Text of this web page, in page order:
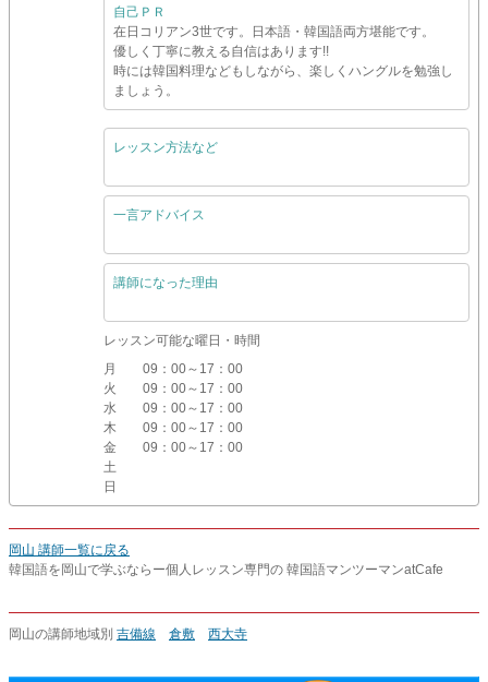
自己ＰＲ
在日コリアン3世です。日本語・韓国語両方堪能です。
優しく丁寧に教える自信はあります!!
時には韓国料理などもしながら、楽しくハングルを勉強し
ましょう。
レッスン方法など
一言アドバイス
講師になった理由
レッスン可能な曜日・時間
月
09：00～17：00
火
09：00～17：00
水
09：00～17：00
木
09：00～17：00
金
09：00～17：00
土
日
岡山 講師一覧に戻る
韓国語を岡山で学ぶならー個人レッスン専門の 韓国語マンツーマンatCafe
岡山の講師地域別 吉備線 倉敷 西大寺